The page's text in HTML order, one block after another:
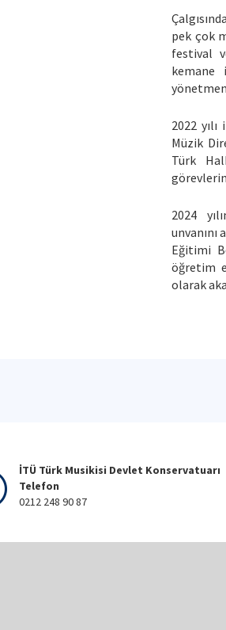
pek çok
festival
kemane
2022
Müzik
Türk
2024
unvanını
Eğitimi
öğretim
olarak
İTÜ Türk Musikisi Devlet Konservatuarı
Telefon
0212 248 90 87